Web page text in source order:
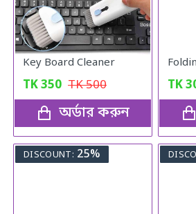
Key Board Cleaner
TK350 TK500
অর্ডার করুন
TK
DISCOUNT: 25%